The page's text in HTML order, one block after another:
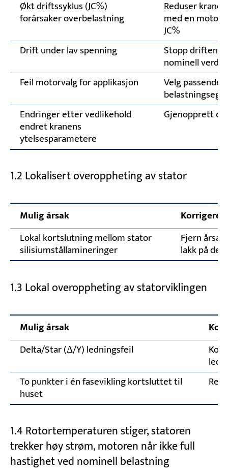
Økt driftssyklus (JC%)
forårsaker overbelastning
Reduser
med en motor
JC%
Drift under lav spenning
Stopp driften
nominell verdi
Feil motorvalg for applikasjon
Velg
Endringer etter vedlikehold
endret kranens
ytelsesparametere
Gjenopprett
1.2 Lokalisert overoppheting av stator
Mulig årsak
Lokal kortslutning mellom stator
silisiumstållamineringer
Fjern
lakk på
1.3 Lokal overoppheting av statorviklingen
Mulig årsak
Delta/Star (Δ/Y) ledningsfeil
To punkter i én fasevikling kortsluttet til
huset
1.4 Rotortemperaturen stiger, statoren
trekker høy strøm, motoren når ikke full
hastighet ved nominell belastning